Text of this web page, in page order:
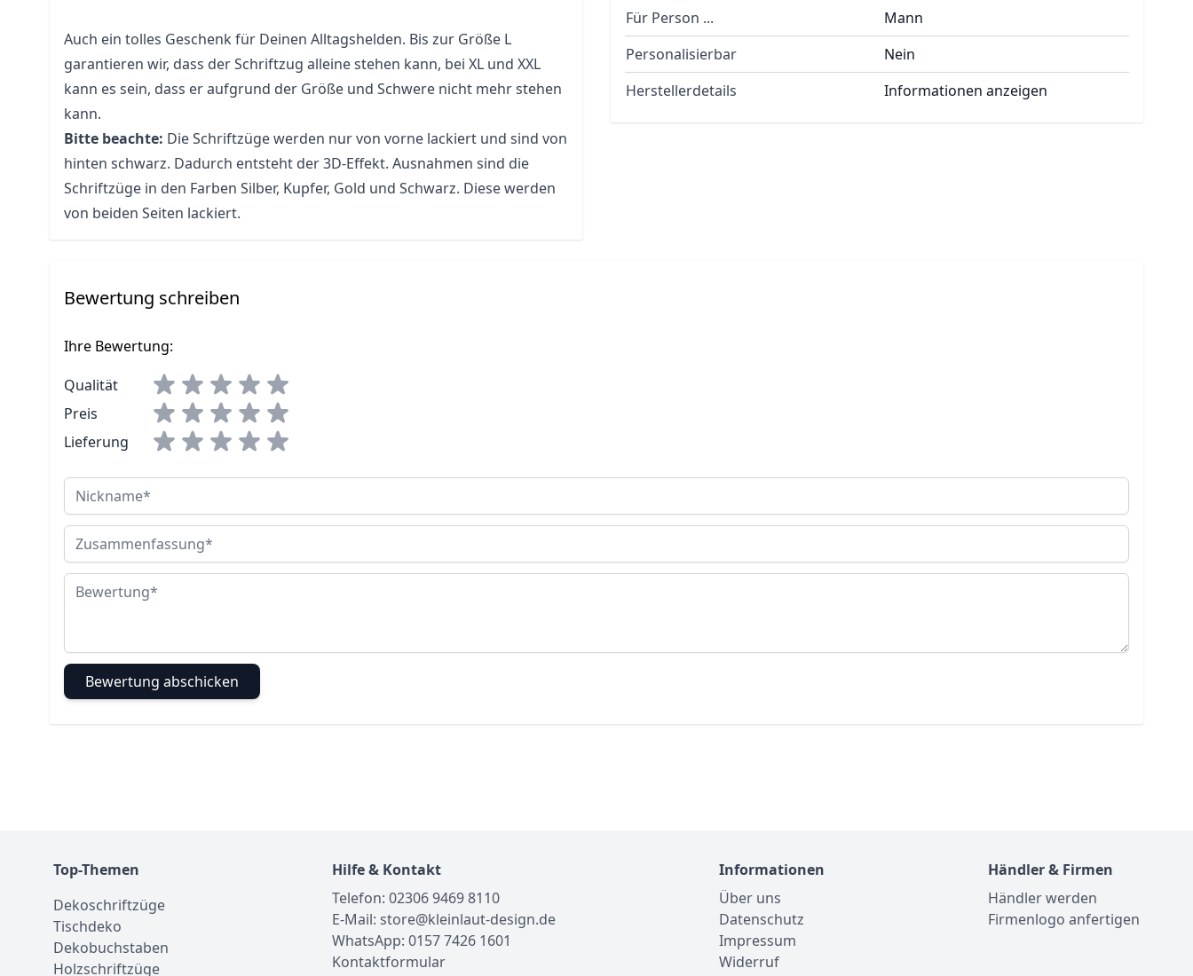
Auch ein tolles Geschenk für Deinen Alltagshelden. Bis zur Größe L
garantieren wir, dass der Schriftzug alleine stehen kann, bei XL und XXL
kann es sein, dass er aufgrund der Größe und Schwere nicht mehr stehen
kann.
Bitte beachte: Die Schriftzüge werden nur von vorne lackiert und sind von
hinten schwarz. Dadurch entsteht der 3D-Effekt. Ausnahmen sind die
Schriftzüge in den Farben Silber, Kupfer, Gold und Schwarz. Diese werden
von beiden Seiten lackiert.
Für Person ...
Mann
Personalisierbar
Nein
Herstellerdetails
Informationen anzeigen
Bewertung schreiben
Ihre Bewertung:
Qualität
Preis
Lieferung
Nickname
Zusammenfassung
Bewertung
Bewertung abschicken
Top-Themen
Dekoschriftzüge
Tischdeko
Dekobuchstaben
Holzschriftzüge
Hilfe & Kontakt
Telefon: 02306 9469 8110
E-Mail: store@kleinlaut-design.de
WhatsApp: 0157 7426 1601
Kontaktformular
Informationen
Über uns
Datenschutz
Impressum
Widerruf
Händler & Firmen
Händler werden
Firmenlogo anfertigen